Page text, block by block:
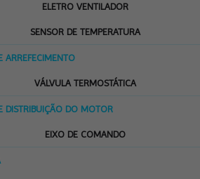
ELETRO VENTILADOR
SENSOR DE TEMPERATURA
ARREFECIMENTO
VÁLVULA TERMOSTÁTICA
DISTRIBUIÇÃO DO MOTOR
EIXO DE COMANDO